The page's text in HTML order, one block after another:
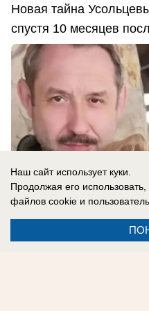
Новая тайна
спустя 10 месяцев
Наш сайт использует куки.
Продолжая его
файлов cookie и